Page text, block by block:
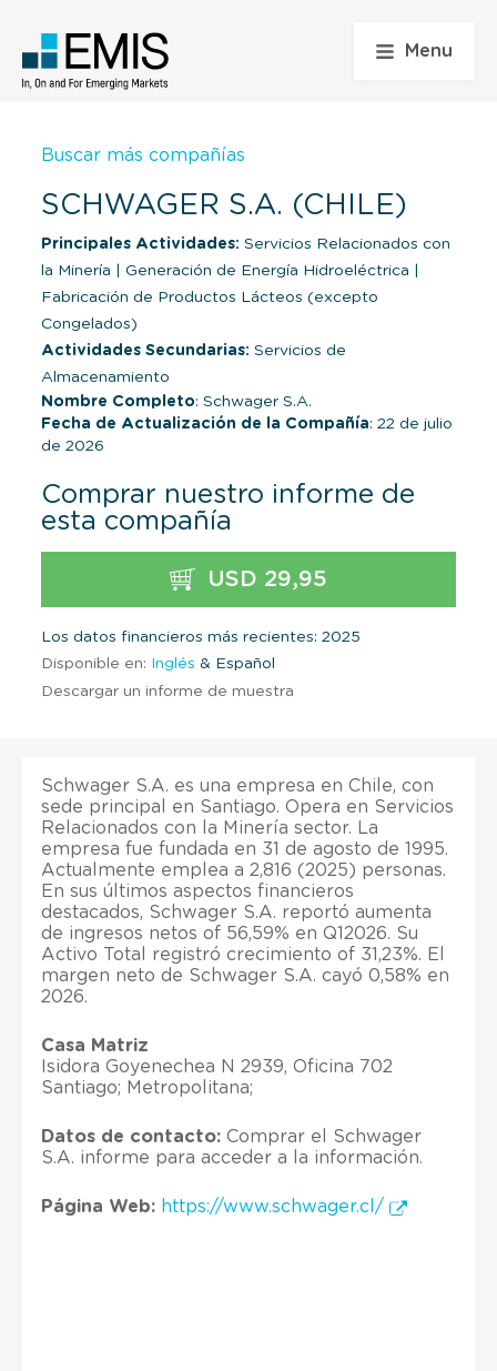
Menu
Buscar más compañías
SCHWAGER S.A. (CHILE)
Principales Actividades: Servicios Relacionados con
la Minería
Generación de Energía Hidroeléctrica
Fabricación de Productos Lácteos (excepto
Congelados)
Actividades Secundarias: Servicios de
Almacenamiento
Nombre Completo: Schwager S.A.
Fecha de Actualización de la Compañía: 22 de julio
de 2026
Comprar nuestro informe de
esta compañía
USD 29,95
Los datos financieros más recientes: 2025
Disponible en: Inglés & Español
Descargar un informe de muestra
Schwager S.A. es una empresa en Chile, con
sede principal en Santiago. Opera en Servicios
Relacionados con la Minería sector. La
empresa fue fundada en 31 de agosto de 1995.
Actualmente emplea a 2,816 (2025) personas.
En sus últimos aspectos financieros
destacados, Schwager S.A. reportó aumenta
de ingresos netos of 56,59% en Q12026. Su
Activo Total registró crecimiento of 31,23%. El
margen neto de Schwager S.A. cayó 0,58% en
2026.
Casa Matriz
Isidora Goyenechea N 2939, Oficina 702
Santiago; Metropolitana;
Datos de contacto: Comprar el Schwager
S.A. informe para acceder a la información.
Página Web: https://www.schwager.cl/